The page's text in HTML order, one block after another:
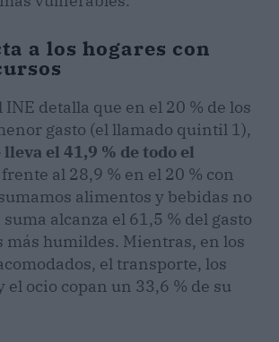
a los hogares con
detalla que en el 20 % de los
gasto (el llamado quintil 1),
el 41,9 % de todo el
frente al 28,9 % en el 20 % con
alimentos y bebidas no
alcanza el 61,5 % del gasto
más humildes. Mientras, en los
el transporte, los
el ocio copan un 33,6 % de su